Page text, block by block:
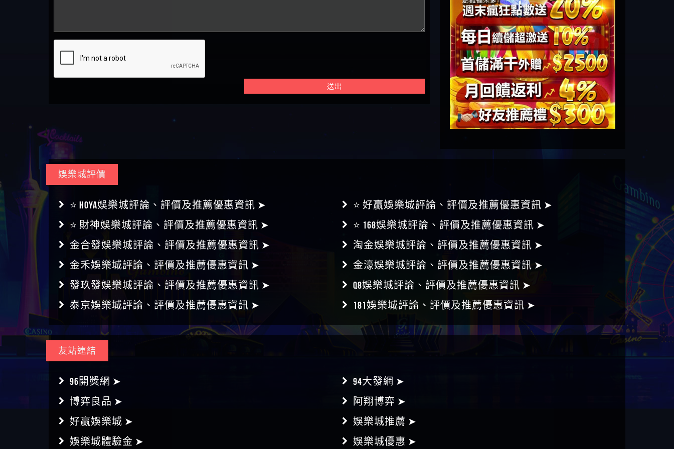
送出
娛樂城評價
⭐ HOYA娛樂城評論、評價及推薦優惠資訊 ➤
⭐ 好贏娛樂城評論、評價及推薦優惠資訊 ➤
⭐ 財神娛樂城評論、評價及推薦優惠資訊 ➤
⭐ 168娛樂城評論、評價及推薦優惠資訊 ➤
金合發娛樂城評論、評價及推薦優惠資訊 ➤
淘金娛樂城評論、評價及推薦優惠資訊 ➤
金禾娛樂城評論、評價及推薦優惠資訊 ➤
金濠娛樂城評論、評價及推薦優惠資訊 ➤
發玖發娛樂城評論、評價及推薦優惠資訊 ➤
Q8娛樂城評論、評價及推薦優惠資訊 ➤
泰京娛樂城評論、評價及推薦優惠資訊 ➤
181娛樂城評論、評價及推薦優惠資訊 ➤
友站連結
96開獎網 ➤
94大發網 ➤
博弈良品 ➤
阿翔博弈 ➤
好贏娛樂城 ➤
娛樂城推薦 ➤
娛樂城體驗金 ➤
娛樂城優惠 ➤